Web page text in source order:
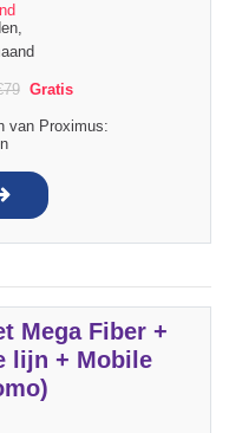
79 Gratis
van Proximus:
Mega Fiber +
lijn + Mobile